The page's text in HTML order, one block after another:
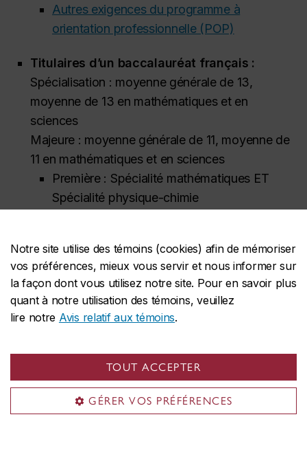
Notre site utilise des témoins (cookies) afin de mémoriser
vos préférences, mieux vous servir et nous informer sur
la façon dont vous utilisez notre site. Pour en savoir plus
quant à notre utilisation des témoins, veuillez
lire notre Avis relatif aux témoins.
TOUT ACCEPTER
GÉRER VOS PRÉFÉRENCES
Autres exigences du programme à
orientation professionnelle (POP)
Titulaires d’un baccalauréat français :
Spécialisation : moyenne générale de 13,
moyenne de 13 en mathématiques et en
sciences
Majeure : moyenne générale de 11, moyenne de
11 en mathématiques et en sciences
Première : Spécialité mathématiques ET
Spécialité physique-chimie
Mathématiques complémentaires)
Système d’éducation britannique (GCE)
A-Level (Advance Level ):
en sciences;
Majeure : CD à au moins deux examens du
A-Level, C en mathématiques, D en